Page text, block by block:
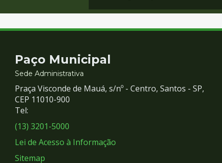
Contato
e
Redes
Sociais
Paço Municipal
Sede Administrativa
Praça Visconde de Mauá, s/nº - Centro, Santos - SP,
CEP 11010-900
Tel:
(13) 3201-5000
Lei de Acesso à Informação
Sitemap